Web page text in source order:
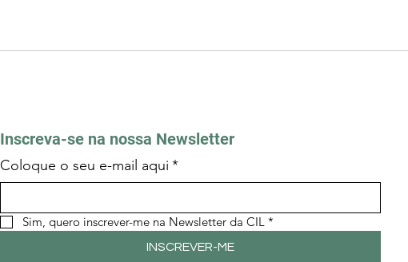
Inscreva-se na nossa Newsletter
Coloque o seu e-mail aqui *
Sim, quero inscrever-me na Newsletter da CIL *
INSCREVER-ME